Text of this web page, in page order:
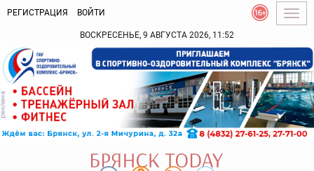
РЕГИСТРАЦИЯ ВОЙТИ
ВОСКРЕСЕНЬЕ, 9 АВГУСТА 2026, 11:52